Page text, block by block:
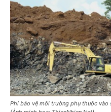
Phí bảo vệ môi trường phụ thuộc